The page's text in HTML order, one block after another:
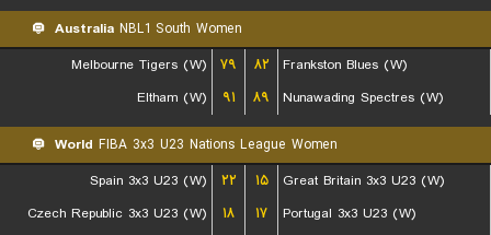
Australia NBL1 South Women
Melbourne Tigers (W)
۷۹ ۸۲
Frankston Blues (W)
Eltham (W)
۹۱ ۸۹ Nunawading Spectres (W)
World FIBA 3x3 U23 Nations League Women
Spain 3x3 U23 (W)
۲۲ ۱۵
Great Britain 3x3 U23 (W)
Czech Republic 3x3 U23 (W)
۱۸ ۱۷
Portugal 3x3 U23 (W)